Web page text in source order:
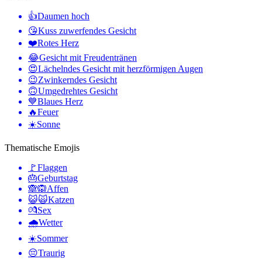
👍Daumen hoch
😘Kuss zuwerfendes Gesicht
❤️Rotes Herz
😂Gesicht mit Freudentränen
😍Lächelndes Gesicht mit herzförmigen Augen
😉Zwinkerndes Gesicht
🙃Umgedrehtes Gesicht
💙Blaues Herz
🔥Feuer
☀️Sonne
Thematische Emojis
🚩Flaggen
🎂Geburtstag
🙈🙉Affen
😺🙀Katzen
💏Sex
🌧Wetter
☀️Sommer
😔Traurig